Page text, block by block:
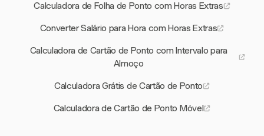
Calculadora de Folha de Ponto com Horas Extras
Converter Salário para Hora com Horas Extras
Calculadora de Cartão de Ponto com Intervalo para
Almoço
Calculadora Grátis de Cartão de Ponto
Calculadora de Cartão de Ponto Móvel